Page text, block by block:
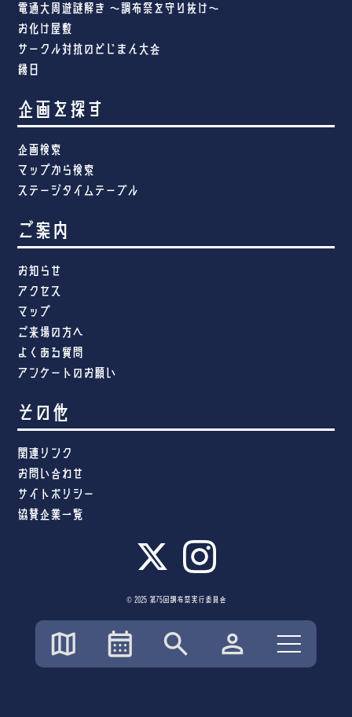
電通大周遊謎解き ～調布祭を守り抜け～
お化け屋敷
サークル対抗のどじまん大会
縁日
企画を探す
企画検索
マップから検索
ステージタイムテーブル
ご案内
お知らせ
アクセス
マップ
ご来場の方へ
よくある質問
アンケートのお願い
その他
関連リンク
お問い合わせ
サイトポリシー
協賛企業一覧
© 2025 第75回調布祭実行委員会